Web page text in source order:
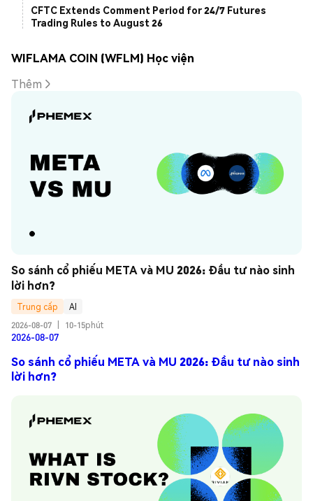
CFTC Extends Comment Period for 24/7 Futures
Trading Rules to August 26
WIFLAMA COIN (WFLM) Học viện
Thêm
So sánh cổ phiếu META và MU 2026: Đầu tư nào sinh
lời hơn?
Trung cấp
AI
2026-08-07
10-15phút
2026-08-07
So sánh cổ phiếu META và MU 2026: Đầu tư nào sinh
lời hơn?